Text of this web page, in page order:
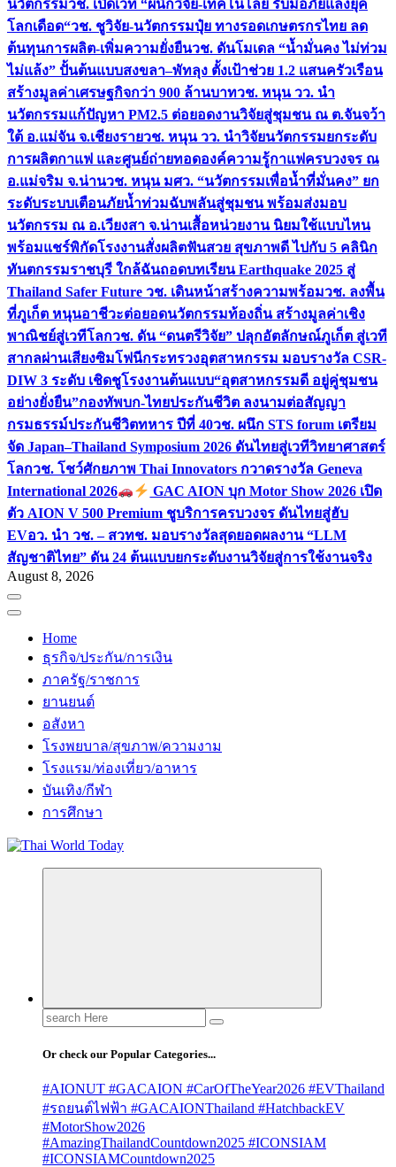
นวัตกรรมวช. เปิดเวที “ผนึกวิจัย-เทคโนโลยี รับมือภัยแล้งยุค
โลกเดือด“วช. ชูวิจัย-นวัตกรรมปุ๋ย ทางรอดเกษตรกรไทย ลด
ต้นทุนการผลิต-เพิ่มความยั่งยืนวช. ดันโมเดล “น้ำมั่นคง ไม่ท่วม
ไม่แล้ง” ปั้นต้นแบบสงขลา–พัทลุง ตั้งเป้าช่วย 1.2 แสนครัวเรือน
สร้างมูลค่าเศรษฐกิจกว่า 900 ล้านบาทวช. หนุน วว. นำ
นวัตกรรมแก้ปัญหา PM2.5 ต่อยอดงานวิจัยสู่ชุมชน ณ ต.จันจว้า
ใต้ อ.แม่จัน จ.เชียงรายวช. หนุน วว. นำวิจัยนวัตกรรมยกระดับ
การผลิตกาแฟ และศูนย์ถ่ายทอดองค์ความรู้กาแฟครบวงจร ณ
อ.แม่จริม จ.น่านวช. หนุน มศว. “นวัตกรรมเพื่อน้ำที่มั่นคง” ยก
ระดับระบบเตือนภัยน้ำท่วมฉับพลันสู่ชุมชน พร้อมส่งมอบ
นวัตกรรม ณ อ.เวียงสา จ.น่านเสื้อหน่วยงาน นิยมใช้แบบไหน
พร้อมแชร์พิกัดโรงงานสั่งผลิตฟันสวย สุขภาพดี ไปกับ 5 คลินิก
ทันตกรรมราชบุรี ใกล้ฉันถอดบทเรียน Earthquake 2025 สู่
Thailand Safer Future วช. เดินหน้าสร้างความพร้อมวช. ลงพื้น
ที่ภูเก็ต หนุนอาชีวะต่อยอดนวัตกรรมท้องถิ่น สร้างมูลค่าเชิง
พาณิชย์สู่เวทีโลกวช. ดัน “ดนตรีวิจัย” ปลุกอัตลักษณ์ภูเก็ต สู่เวที
สากลผ่านเสียงซิมโฟนีกระทรวงอุตสาหกรรม มอบรางวัล CSR-
DIW 3 ระดับ เชิดชูโรงงานต้นแบบ“อุตสาหกรรมดี อยู่คู่ชุมชน
อย่างยั่งยืน”กองทัพบก-ไทยประกันชีวิต ลงนามต่อสัญญา
กรมธรรม์ประกันชีวิตทหาร ปีที่ 40วช. ผนึก STS forum เตรียม
จัด Japan–Thailand Symposium 2026 ดันไทยสู่เวทีวิทยาศาสตร์
โลกวช. โชว์ศักยภาพ Thai Innovators กวาดรางวัล Geneva
International 2026
GAC AION บุก Motor Show 2026 เปิด
ตัว AION V 500 Premium ชูบริการครบวงจร ดันไทยสู่ฮับ
EVอว. นำ วช. – สวทช. มอบรางวัลสุดยอดผลงาน “LLM
สัญชาติไทย” ดัน 24 ต้นแบบยกระดับงานวิจัยสู่การใช้งานจริง
August 8, 2026
Home
ธุรกิจ/ประกัน/การเงิน
ภาครัฐ/ราชการ
ยานยนต์
อสังหา
โรงพยบาล/สุขภาพ/ความงาม
โรงแรม/ท่องเที่ยว/อาหาร
บันเทิง/กีฬา
การศึกษา
Search
for:
Or check our Popular Categories...
#AIONUT #GACAION #CarOfTheYear2026 #EVThailand
#รถยนต์ไฟฟ้า #GACAIONThailand #HatchbackEV
#MotorShow2026
#AmazingThailandCountdown2025 #ICONSIAM
#ICONSIAMCountdown2025